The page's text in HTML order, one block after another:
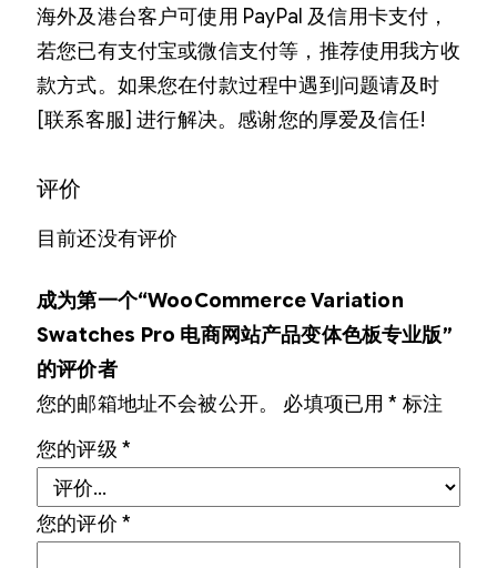
海外及港台客户可使用 PayPal 及信用卡支付，
若您已有支付宝或微信支付等，推荐使用我方收
款方式。如果您在付款过程中遇到问题请及时
[联系客服] 进行解决。感谢您的厚爱及信任!
评价
目前还没有评价
成为第一个“WooCommerce Variation
Swatches Pro 电商网站产品变体色板专业版”
的评价者
您的邮箱地址不会被公开。
必填项已用* 标注
您的评级 *
您的评价 *